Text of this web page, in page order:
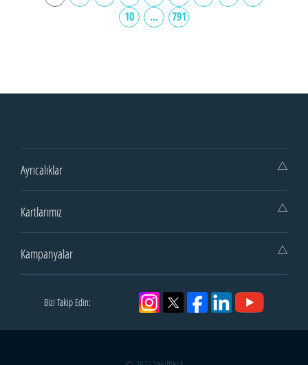
10
... 791
Ayrıcalıklar
Kartlarımız
Kampanyalar
Bizi Takip Edin: